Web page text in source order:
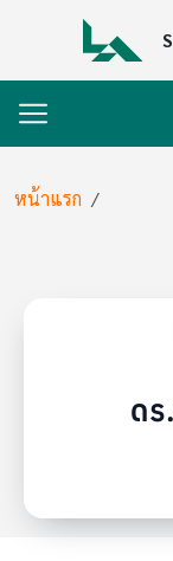
Breadcrumb
หน้าแรก
ด